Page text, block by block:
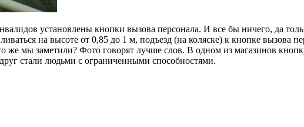
установлены кнопки вызова персонала. И все бы ничего, да
на высоте от 0,85 до 1 м, подъезд (на коляске) к кнопке вызова
мы заметили? Фото говорят лучше слов. В одном из магазинов
стали людьми с ограниченными способностями.